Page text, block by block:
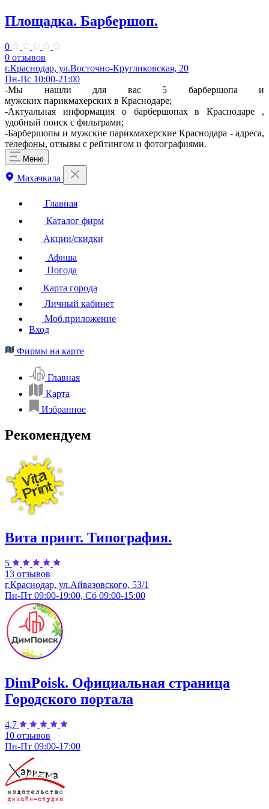
Площадка. Барбершоп.
0
0 отзывов
г.Краснодар, ул.​Восточно-Кругликовская, 20
Пн-Вс 10:00-21:00
-Мы нашли для вас 5 барбершопа и
мужских парикмахерских в Краснодаре;
-Актуальная информация о барбершопах в Краснодаре ,
удобный поиск с фильтрами;
-Барбершопы и мужские парикмахерские Краснодара - адреса,
телефоны, отзывы с рейтингом и фотографиями.
Меню
Махачкала
Главная
Каталог фирм
Акции/скидки
Афиша
Погода
Карта города
Личный кабинет
Моб.приложение
Вход
Фирмы на карте
Главная
Карта
Избранное
Рекомендуем
Вита принт. Типография.
5
13 отзывов
г.Краснодар, ул.​Айвазовского, 53/1
Пн-Пт 09:00-19:00, Сб 09:00-15:00
DimPoisk. Официальная страница
Городского портала
4,7
10 отзывов
Пн-Пт 09:00-17:00